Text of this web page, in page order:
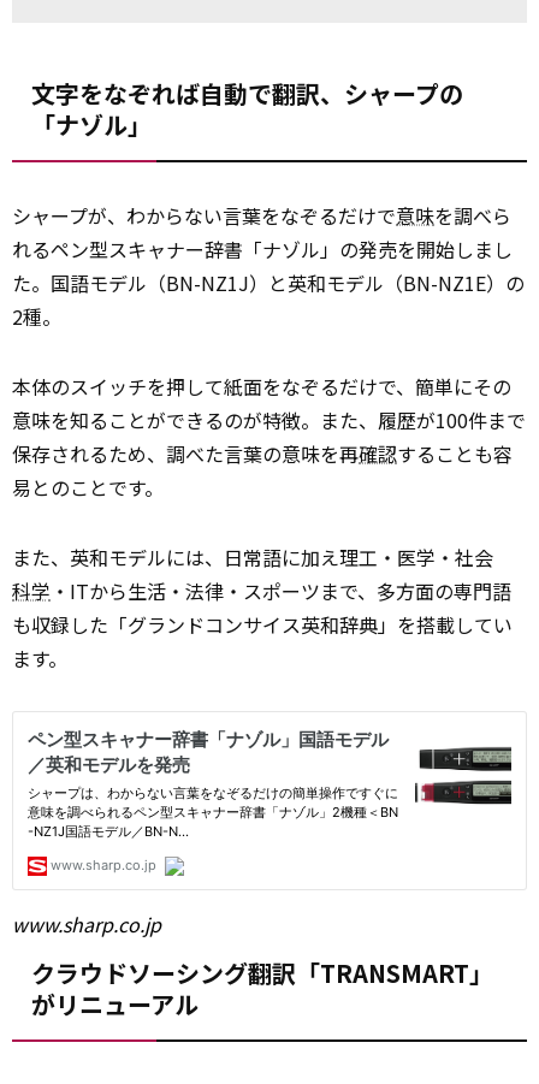
文字をなぞれば自動で翻訳、シャープの
「ナゾル」
シャープが、わからない言葉をなぞるだけで意味を調べら
れるペン型スキャナー辞書「ナゾル」の発売を開始しまし
た。国語モデル（BN-NZ1J）と英和モデル（BN-NZ1E）の
2種。
本体のスイッチを押して紙面をなぞるだけで、簡単にその
意味を知ることができるのが特徴。また、履歴が100件まで
保存されるため、調べた言葉の意味を再確認することも容
易とのことです。
また、英和モデルには、日常語に加え理工・医学・社会
科学 ・ITから生活・法律・スポーツまで、多方面の専門語
も収録した「グランドコンサイス英和辞典」を搭載してい
ます。
www.sharp.co.jp
クラウドソーシング翻訳「TRANSMART」
がリニューアル